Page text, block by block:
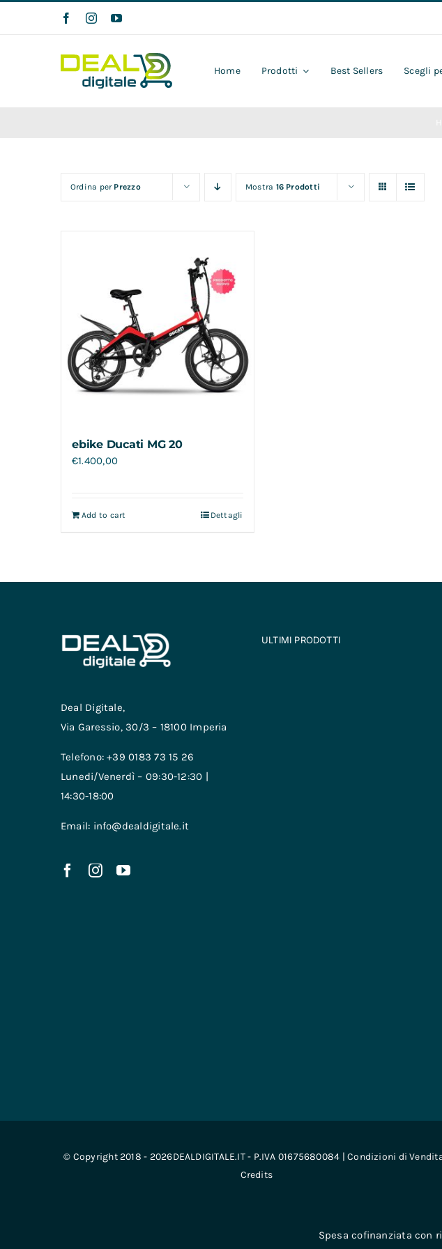
Home Prodotti Best Sellers Scegli
Ordina per Prezzo Mostra 16 Prodotti
ebike Ducati MG 20
€1.400,00
Add to cart Dettagli
Deal Digitale,
Via Garessio, 30/3 – 18100 Imperia
Telefono: +39 0183 73 15 26
Lunedi/Venerdì – 09:30-12:30 |
14:30-18:00
Email: info@dealdigitale.it
ULTIMI PRODOTTI
© Copyright 2018 - 2026DEALDIGITALE.IT - P.IVA 01675680084 |Condizioni di
Credits
Spesa cofinanziata con